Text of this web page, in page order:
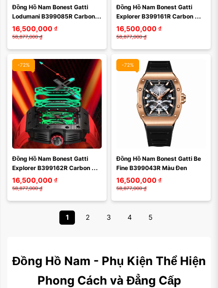
Đồng Hồ Nam Bonest Gatti
Lodumani B399085R Carbon
Màu Đỏ
16,500,000 ₫
58,877,000 ₫
Đồng Hồ Nam Bonest Gatti
Explorer B399161R Carbon
Màu Xanh
16,500,000 ₫
58,877,000 ₫
-72%
Xóa
Đồng Hồ Nam Bonest Gatti
Explorer B399162R Carbon
Màu Đỏ Đen
16,500,000 ₫
58,877,000 ₫
-72%
Xóa
Đồng Hồ Nam Bonest Gatti Be
Fine B399043R Màu Đen
16,500,000 ₫
58,877,000 ₫
1 2 3 4 5
Đồng Hồ Nam - Phụ Kiện Thể Hiện
Phong Cách và Đẳng Cấp